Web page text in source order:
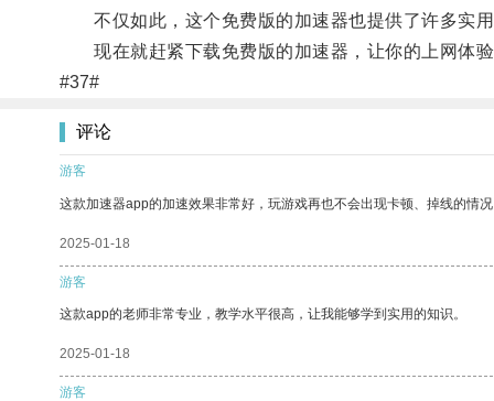
不仅如此，这个免费版的加速器也提供了许多实用
现在就赶紧下载免费版的加速器，让你的上网体验
#37#
评论
游客
这款加速器app的加速效果非常好，玩游戏再也不会出现卡顿、掉线的情
2025-01-18
游客
这款app的老师非常专业，教学水平很高，让我能够学到实用的知识。
2025-01-18
游客